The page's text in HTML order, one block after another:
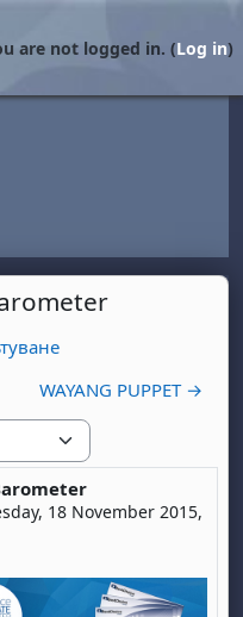
are not logged in. (Log in)
WAYANG PUPPET →
18 November 2015,